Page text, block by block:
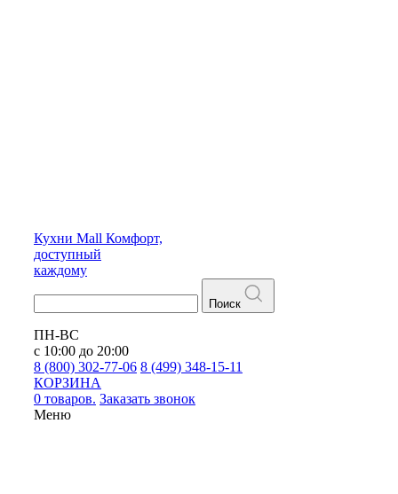
Кухни Mall Комфорт,
доступный
каждому
Поиск
ПН-ВС
с 10:00 до 20:00
8 (800) 302-77-06 8 (499) 348-15-11
КОРЗИНА
0 товаров. Заказать звонок
Меню